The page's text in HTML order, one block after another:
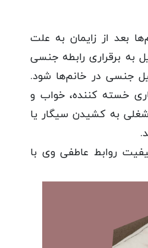
بعد از زایمان به علت
به برقراری رابطه جنسی
جنسی در خانم‌ها شود.
خسته کننده، خواب و
به کشیدن سیگار یا
روابط عاطفی وی با